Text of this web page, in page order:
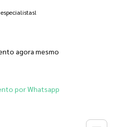
agora mesmo
por Whatsapp